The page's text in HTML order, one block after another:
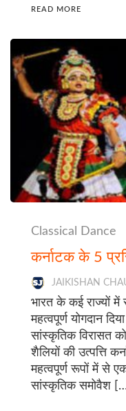
READ MORE
Classical Dance
कर्नाटक के 5
JAIKISHAN
भारत के कई राज्यों
महत्वपूर्ण योगदान
सांस्कृतिक विरासत
शैलियों की उत्पत्ति
महत्वपूर्ण रूपों में से
सांस्कृतिक समोवैश